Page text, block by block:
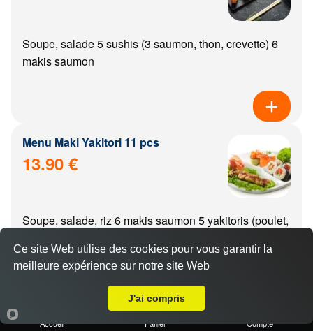
Soupe, salade 5 sushis (3 saumon, thon, crevette) 6
makis saumon
Menu Maki Yakitori 11 pcs
13.90 €
Soupe, salade, riz 6 makis saumon 5 yakitoris (poulet,
Accueil Panier Compte
Ce site Web utilise des cookies pour vous garantir la
meilleure expérience sur notre site Web
J'ai compris